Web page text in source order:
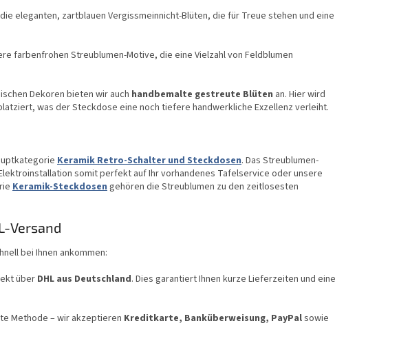
e
m
t
e
L
i
s
eleganten, zartblauen Vergissmeinnicht-Blüten, die für Treue stehen und eine
farbenfrohen Streublumen-Motive, die eine Vielzahl von Feldblumen
Dekoren bieten wir auch handbemalte gestreute Blüten an. Hier wird
was der Steckdose eine noch tiefere handwerkliche Exzellenz verleiht.
Keramik Retro-Schalter und Steckdosen. Das Streublumen-
somit perfekt auf Ihr vorhandenes Tafelservice oder unsere
Keramik-Steckdosen gehören die Streublumen zu den zeitlosesten
Versand
bei Ihnen ankommen:
über DHL aus Deutschland. Dies garantiert Ihnen kurze Lieferzeiten und eine
Methode – wir akzeptieren Kreditkarte, Banküberweisung, PayPalsowie